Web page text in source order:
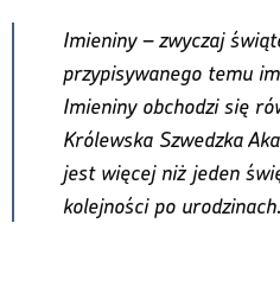
Imieniny – zwyczaj
przypisywanego temu
Imieniny obchodzi się
Królewska Szwedzka
jest więcej niż jeden
kolejności po urodzinach.